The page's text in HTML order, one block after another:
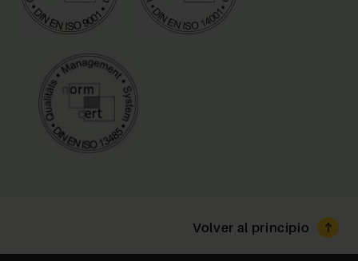
Volver al principio